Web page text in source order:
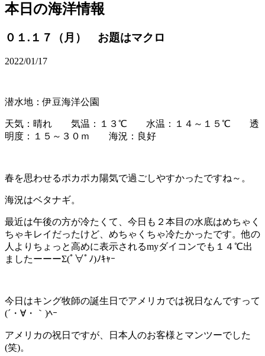
本日の海洋情報
０１.１７（月） お題はマクロ
2022/01/17
潜水地：伊豆海洋公園
天気：晴れ 気温：１３℃ 水温：１４～１５℃ 透
明度：１５～３０ｍ 海況：良好
春を思わせるポカポカ陽気で過ごしやすかったですね～。
海況はベタナギ。
最近は午後の方が冷たくて、今日も２本目の水底はめちゃく
ちゃキレイだったけど、めちゃくちゃ冷たかったです。他の
人よりちょっと高めに表示されるmyダイコンでも１４℃出
ましたーーーΣ(ﾟ∀ﾟﾉ)ﾉｷｬｰ
今日はキング牧師の誕生日でアメリカでは祝日なんですって
(´・∀・｀)ﾍｰ
アメリカの祝日ですが、日本人のお客様とマンツーでした
(笑)。